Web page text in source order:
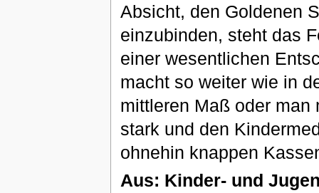
Absicht, den Goldenen
einzubinden, steht das
einer wesentlichen
macht so weiter wie in
mittleren Maß oder
stark und den
ohnehin knappen
Aus: Kinder- und